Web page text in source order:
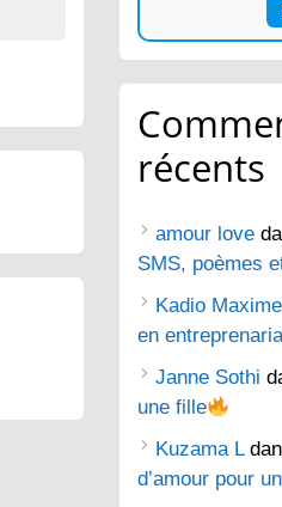
récents
amour love
SMS, poèmes
Kadio Maxime
en
Janne Sothi
une fille
Kuzama L
d’amour pour